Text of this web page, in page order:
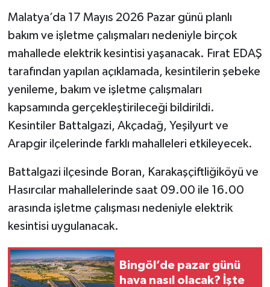
Malatya’da 17 Mayıs 2026 Pazar günü planlı
bakım ve işletme çalışmaları nedeniyle birçok
mahallede elektrik kesintisi yaşanacak. Fırat EDAŞ
tarafından yapılan açıklamada, kesintilerin şebeke
yenileme, bakım ve işletme çalışmaları
kapsamında gerçekleştirileceği bildirildi.
Kesintiler Battalgazi, Akçadağ, Yeşilyurt ve
Arapgir ilçelerinde farklı mahalleleri etkileyecek.
Battalgazi ilçesinde Boran, Karakaşçiftliğiköyü ve
Hasırcılar mahallelerinde saat 09.00 ile 16.00
arasında işletme çalışması nedeniyle elektrik
kesintisi uygulanacak.
Bingöl’de pazar günü
hava nasıl olacak? İşte